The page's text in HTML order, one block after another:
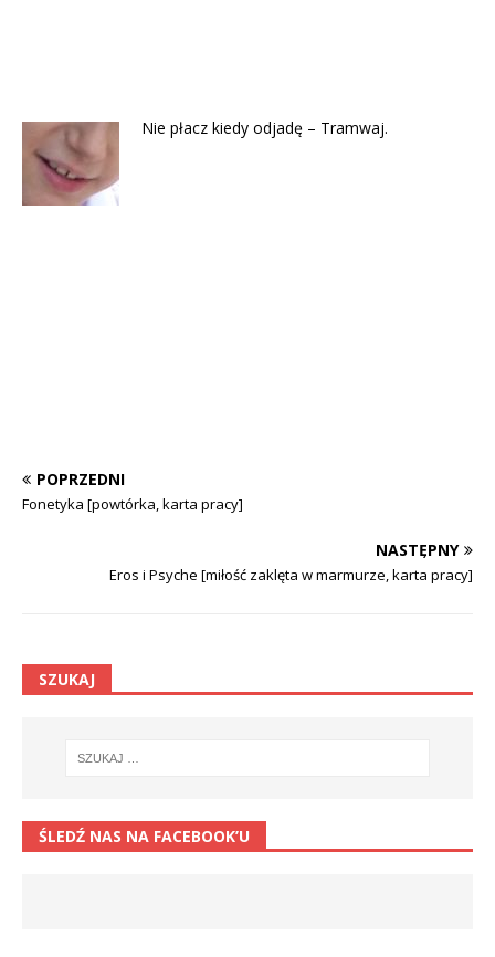
Nie płacz kiedy odjadę – Tramwaj.
POPRZEDNI
Fonetyka [powtórka, karta pracy]
NASTĘPNY
Eros i Psyche [miłość zaklęta w marmurze, karta pracy]
SZUKAJ
ŚLEDŹ NAS NA FACEBOOK’U